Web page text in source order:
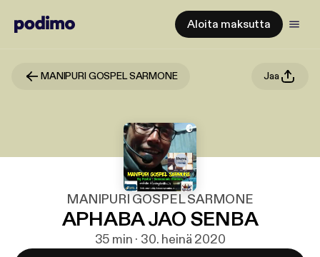
Aloita maksutta
MANIPURI GOSPEL SARMONE Jaa
MANIPURI GOSPEL SARMONE
APHABA JAO SENBA
35 min · 30. heinä 2020